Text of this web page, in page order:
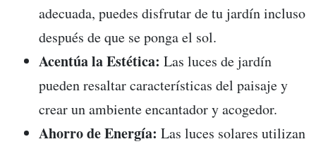
adecuada, puedes disfrutar de tu jardín incluso
después de que se ponga el sol.
Acentúa la Estética: Las luces de jardín
pueden resaltar características del paisaje y
crear un ambiente encantador y acogedor.
Ahorro de Energía: Las luces solares utilizan